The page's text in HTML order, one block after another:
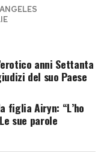
anni Settanta
del suo Paese
figlia Airyn: “L’ho
sue parole